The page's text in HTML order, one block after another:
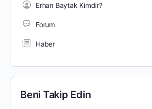
Erhan Baytak Kimdir?
Forum
Haber
Beni Takip Edin